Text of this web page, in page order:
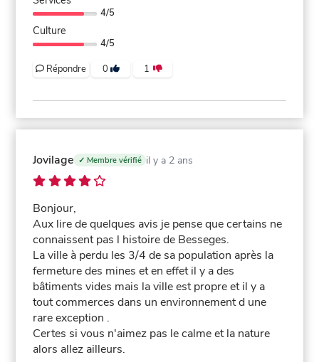
4/5
Culture
4/5
Répondre 0 1
Jovilage ✓ Membre vérifié il y a 2 ans
Bonjour,
Aux lire de quelques avis je pense que certains ne
connaissent pas l histoire de Besseges.
La ville à perdu les 3/4 de sa population après la
fermeture des mines et en effet il y a des
bâtiments vides mais la ville est propre et il y a
tout commerces dans un environnement d une
rare exception .
Certes si vous n'aimez pas le calme et la nature
alors allez ailleurs.